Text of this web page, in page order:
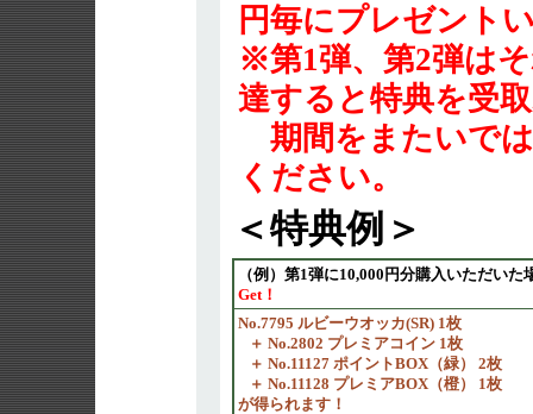
円毎にプレゼント
※第1弾、第2弾は
達すると特典を受
期間をまたいで
ください。
＜特典例＞
（例）第1弾に10,000円分購入いただいた
Get！
No.7795 ルビーウオッカ(SR) 1枚
＋ No.2802 プレミアコイン 1枚
＋ No.11127 ポイントBOX（緑） 2枚
＋ No.11128 プレミアBOX（橙） 1枚
が得られます！